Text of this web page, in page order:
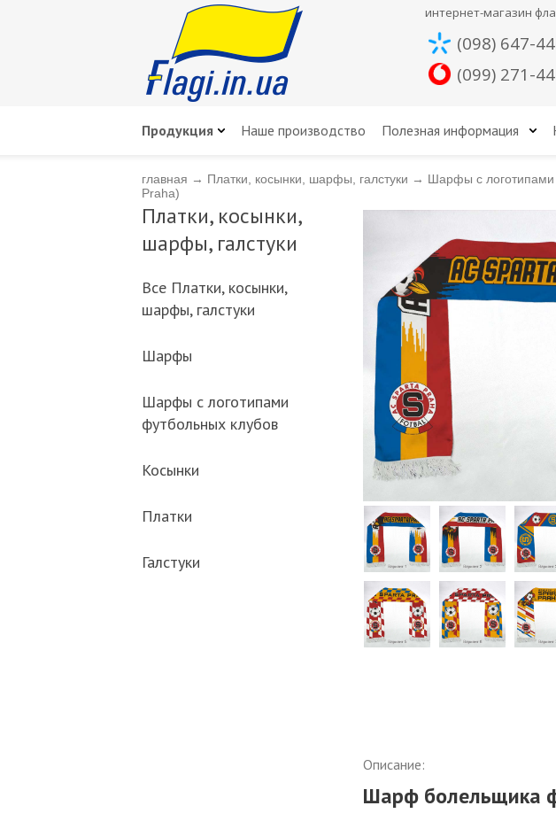
интернет-магазин
(098) 647-
(099) 271-
Продукция Наше производство Полезная информация
главная → Платки, косынки, шарфы, галстуки → Шарфы с логотипами
Praha)
Платки, косынки,
шарфы, галстуки
Всe Платки, косынки,
шарфы, галстуки
Шарфы
Шарфы с логотипами
футбольных клубов
Косынки
Платки
Галстуки
Описание:
Шарф болельщика